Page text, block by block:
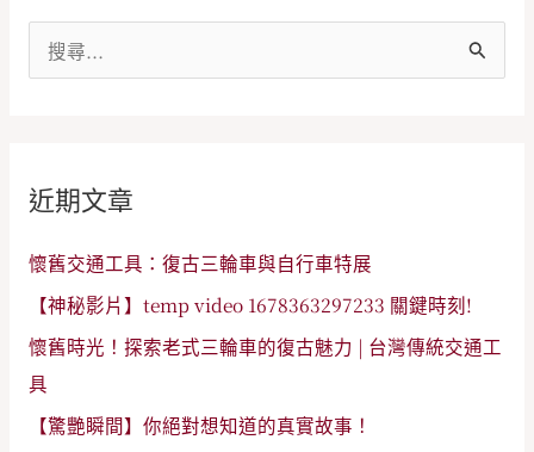
字
近期文章
懷舊交通工具：復古三輪車與自行車特展
【神秘影片】temp video 1678363297233 關鍵時刻!
懷舊時光！探索老式三輪車的復古魅力 | 台灣傳統交通工
具
【驚艷瞬間】你絕對想知道的真實故事！